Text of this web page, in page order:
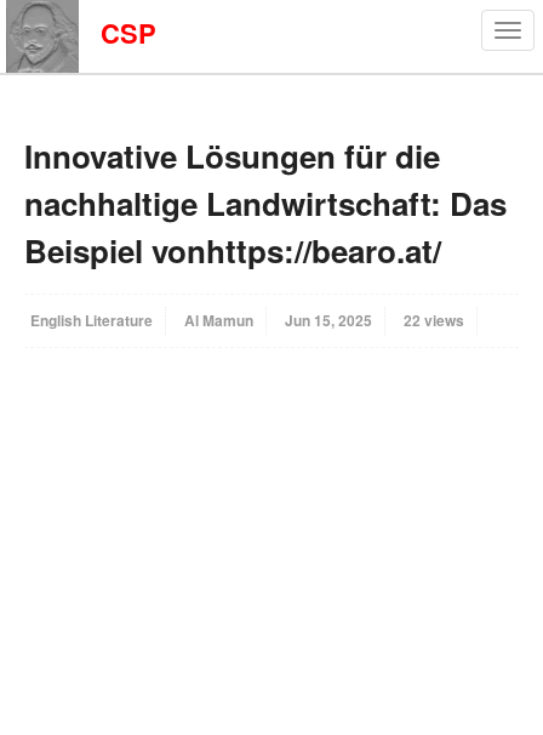
CSP
Innovative Lösungen für die
nachhaltige Landwirtschaft: Das
Beispiel vonhttps://bearo.at/
English Literature Al Mamun Jun 15, 2025 22 views